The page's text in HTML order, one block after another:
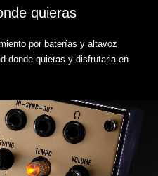
quieras
por baterías y altavoz
donde quieras y disfrutarla en